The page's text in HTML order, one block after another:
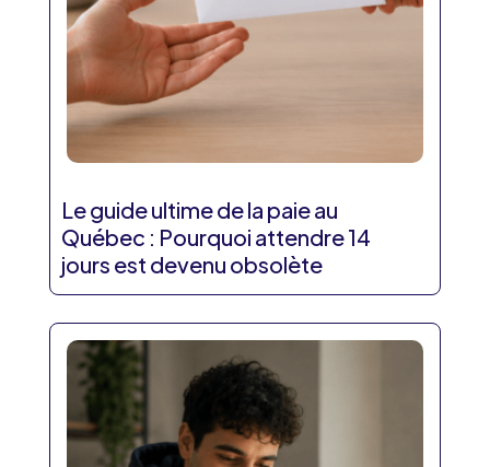
Le guide ultime de la paie au
Québec : Pourquoi attendre 14
jours est devenu obsolète